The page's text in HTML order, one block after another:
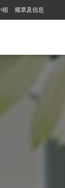
组 规章及信息